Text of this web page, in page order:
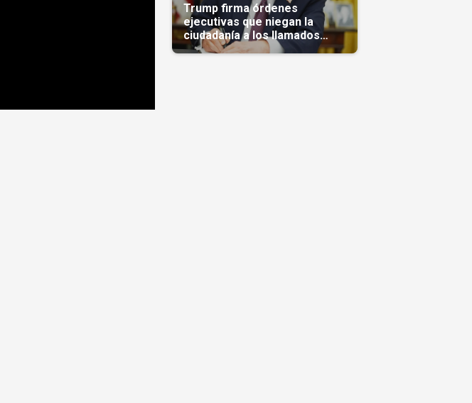
Trump firma órdenes
ejecutivas que niegan la
ciudadanía a los llamados
'turistas de nacimiento'